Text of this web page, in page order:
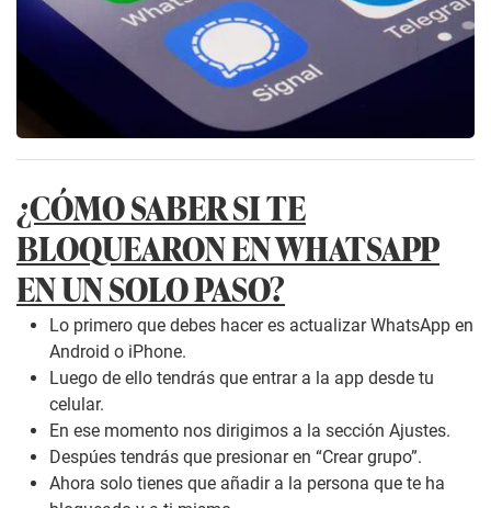
¿CÓMO SABER SI TE
BLOQUEARON EN WHATSAPP
EN UN SOLO PASO?
Lo primero que debes hacer es actualizar WhatsApp en
Android o iPhone.
Luego de ello tendrás que entrar a la app desde tu
celular.
En ese momento nos dirigimos a la sección Ajustes.
Despúes tendrás que presionar en “Crear grupo”.
Ahora solo tienes que añadir a la persona que te ha